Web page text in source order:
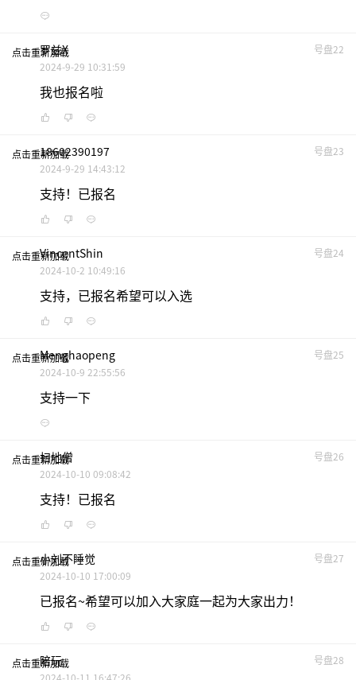
点击重新加载 号盘22
罗兹x
2024-9-29 10:31:59
我也报名啦
点击重新加载 号盘23
18602390197
2024-9-29 14:43:12
支持！已报名
点击重新加载 号盘24
VincentShin
2024-10-2 10:49:16
支持，已报名希望可以入选
点击重新加载 号盘25
Menghaopeng
2024-10-9 22:55:56
支持一下
点击重新加载 号盘26
扫地僧
2024-10-10 09:08:42
支持！已报名
点击重新加载 号盘27
小刘不睡觉
2024-10-10 17:00:09
已报名~希望可以加入大家庭一起为大家出力！
点击重新加载 号盘28
陪玩
2024-10-11 16:47:26